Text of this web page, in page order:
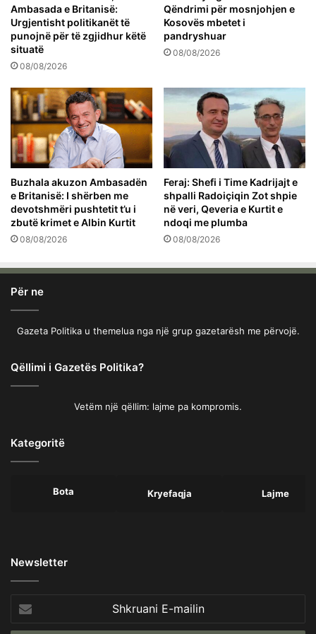
Ambasada e Britanisë:
Urgjentisht politikanët të
punojnë për të zgjidhur këtë
situatë
08/08/2026
Qëndrimi për mosnjohjen e
Kosovës mbetet i
pandryshuar
08/08/2026
Buzhala akuzon Ambasadën
e Britanisë: I shërben me
devotshmëri pushtetit t’u i
zbutë krimet e Albin Kurtit
08/08/2026
Feraj: Shefi i Time Kadrijajt e
shpalli Radoiçiqin Zot shpie
në veri, Qeveria e Kurtit e
ndoqi me plumba
08/08/2026
Për ne
Gazeta Politika u themelua nga një grup gazetarësh me përvojë.
Qëllimi i Gazetës Politika?
Vetëm një qëllim: lajme pa kompromis.
Kategoritë
Bota Kryefaqja Lajme
Newsletter
E-
mailin